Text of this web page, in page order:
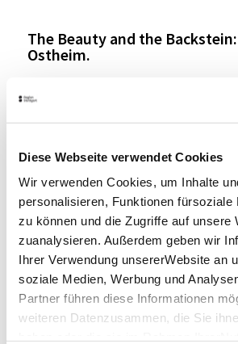
Diese Webseite verwendet Cookies
Wir verwenden Cookies, um Inhalte
personalisieren, Funktionen fürsoziale
zu können und die Zugriffe auf unsere
zuanalysieren. Außerdem geben wir
Ihrer Verwendung unsererWebsite an
soziale Medien, Werbung und
Partner führen diese Informationen
weiteren Datenzusammen, die Sie
The Beauty and the
Ostheim.
Kern des Stadtteils Ostheim ist seine
setzte der „Verein für das Wohl der
Klassen“ sein erstes große
der Stadt und doch nicht weit vom
entfernt sollten für Arbeiter und